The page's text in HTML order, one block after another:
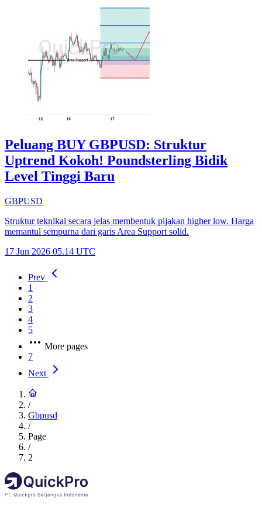
Peluang BUY GBPUSD: Struktur
Uptrend Kokoh! Poundsterling Bidik
Level Tinggi Baru
GBPUSD
Struktur teknikal secara jelas membentuk pijakan higher low. Harga
memantul sempurna dari garis Area Support solid.
17 Jun 2026 05.14 UTC
Prev
1
2
3
4
5
More pages
7
Next
/
Gbpusd
/
Page
/
2